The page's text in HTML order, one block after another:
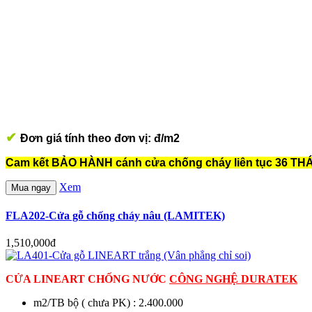
✔ Đơn giá tính theo đơn vị: đ/m2
Cam kết BẢO HÀNH cánh cửa chống cháy liên tục 36
Mua ngay Xem
FLA202-Cửa gỗ chống cháy nâu (LAMITEK)
1,510,000đ
CỬA LINEART CHỐNG NƯỚC CÔNG NGHỆ DURATEK
m2/TB bộ ( chưa PK) : 2.400.000